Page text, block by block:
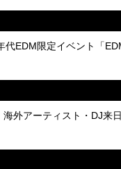
代EDM限定イベント「
海外アーティスト・DJ来